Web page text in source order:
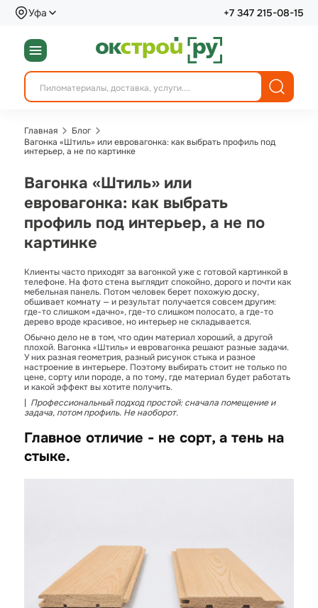
Уфа +7 347 215-08-15
Главная
Блог
Вагонка «Штиль» или евровагонка: как выбрать профиль под
интерьер, а не по картинке
Вагонка «Штиль» или
евровагонка: как выбрать
профиль под интерьер, а не по
картинке
Клиенты часто приходят за вагонкой уже с готовой картинкой в
телефоне. На фото стена выглядит спокойно, дорого и почти как
мебельная панель. Потом человек берет похожую доску,
обшивает комнату — и результат получается совсем другим:
где-то слишком «дачно», где-то слишком полосато, а где-то
дерево вроде красивое, но интерьер не складывается.
Обычно дело не в том, что один материал хороший, а другой
плохой. Вагонка «Штиль» и евровагонка решают разные задачи.
У них разная геометрия, разный рисунок стыка и разное
настроение в интерьере. Поэтому выбирать стоит не только по
цене, сорту или породе, а по тому, где материал будет работать
и какой эффект вы хотите получить.
| Профессиональный подход простой: сначала помещение и
задача, потом профиль. Не наоборот.
Главное отличие - не сорт, а тень на
стыке.